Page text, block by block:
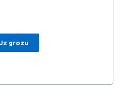
grozu